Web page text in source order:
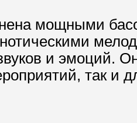
мощными
и эмоций.
так и